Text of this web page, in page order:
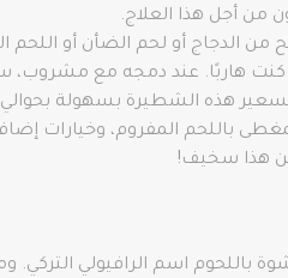
من أجل هذا العلاج.
ستجد نفسك تنفق 6-7 ليرات على الغداء، أي حوالي
بسهولة بحوالي 3-4 ليرات، ويجب أن تتركك محشوًا.
باللحوم اسم الرافيولي التركي.